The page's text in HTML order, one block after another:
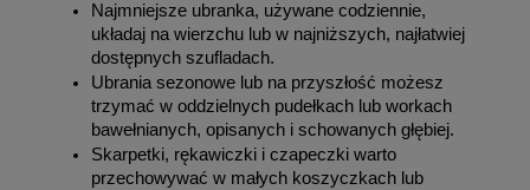
Najmniejsze ubranka, używane codziennie,
układaj na wierzchu lub w najniższych, najłatwiej
dostępnych szufladach.
Ubrania sezonowe lub na przyszłość możesz
trzymać w oddzielnych pudełkach lub workach
bawełnianych, opisanych i schowanych głębiej.
Skarpetki, rękawiczki i czapeczki warto
przechowywać w małych koszyczkach lub